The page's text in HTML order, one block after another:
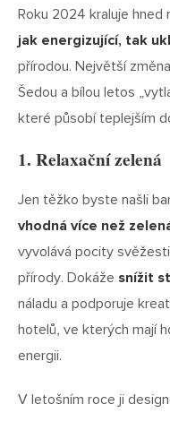
Roku 2024 kraluje
jak energizující, tak
přírodou. Největší
Šedou a bílou letos
které působí teplejším
1. Relaxační zelená
Jen těžko byste našli
vhodná více než
vyvolává pocity
přírody. Dokáže snížit
náladu a podporuje
hotelů, ve kterých mají
energii.
V letošním roce ji